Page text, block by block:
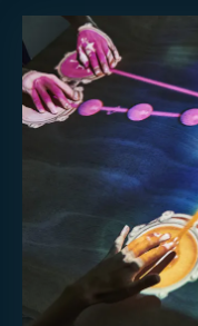
Lees
meer